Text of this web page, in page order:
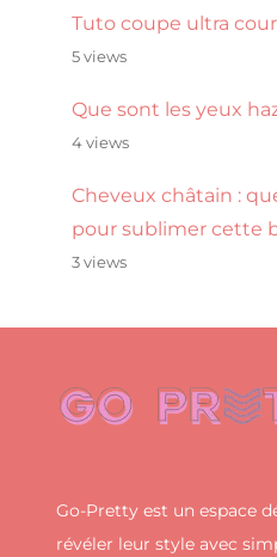
Tuto coupe ultra
5 views
Que sont les yeux
4 views
Cheveux châtain :
pour sublimer cette
3 views
Go-Pretty est un espace
révéler leur style avec